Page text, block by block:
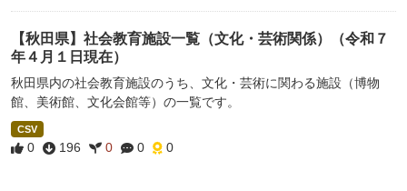
【秋田県】社会教育施設一覧（文化・芸術関係）（令和７
年４月１日現在）
秋田県内の社会教育施設のうち、文化・芸術に関わる施設（博物
館、美術館、文化会館等）の一覧です。
CSV
0 196 0 0 0